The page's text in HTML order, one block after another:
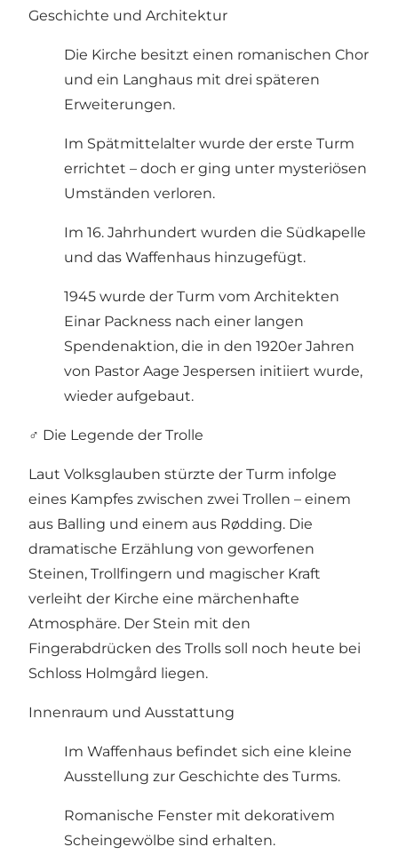
Geschichte und Architektur
Die Kirche besitzt einen romanischen Chor
und ein Langhaus mit drei späteren
Erweiterungen.
Im Spätmittelalter wurde der erste Turm
errichtet – doch er ging unter mysteriösen
Umständen verloren.
Im 16. Jahrhundert wurden die Südkapelle
und das Waffenhaus hinzugefügt.
1945 wurde der Turm vom Architekten
Einar Packness nach einer langen
Spendenaktion, die in den 1920er Jahren
von Pastor Aage Jespersen initiiert wurde,
wieder aufgebaut.
‍♂️ Die Legende der Trolle
Laut Volksglauben stürzte der Turm infolge
eines Kampfes zwischen zwei Trollen – einem
aus Balling und einem aus Rødding. Die
dramatische Erzählung von geworfenen
Steinen, Trollfingern und magischer Kraft
verleiht der Kirche eine märchenhafte
Atmosphäre. Der Stein mit den
Fingerabdrücken des Trolls soll noch heute bei
Schloss Holmgård liegen.
Innenraum und Ausstattung
Im Waffenhaus befindet sich eine kleine
Ausstellung zur Geschichte des Turms.
Romanische Fenster mit dekorativem
Scheingewölbe sind erhalten.